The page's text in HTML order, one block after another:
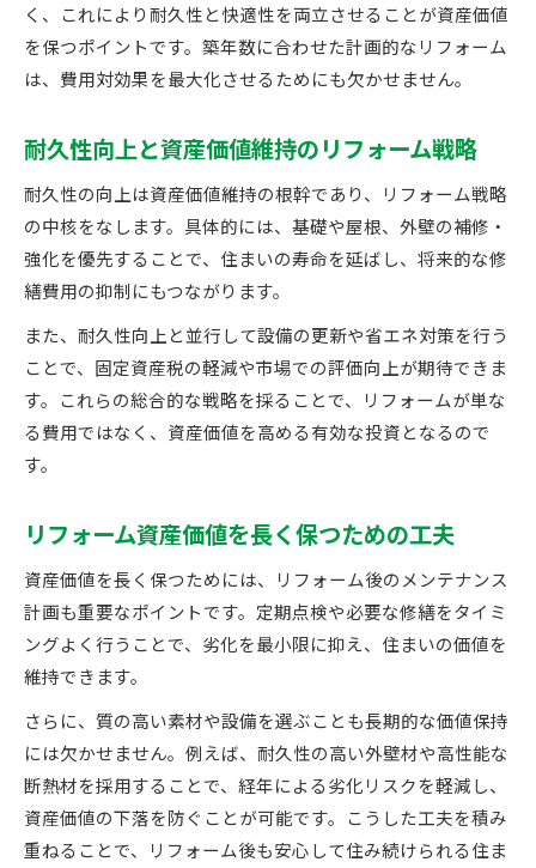
く、これにより耐久性と快適性を両立させることが資産価値
を保つポイントです。築年数に合わせた計画的なリフォーム
は、費用対効果を最大化させるためにも欠かせません。
耐久性向上と資産価値維持のリフォーム戦略
耐久性の向上は資産価値維持の根幹であり、リフォーム戦略
の中核をなします。具体的には、基礎や屋根、外壁の補修・
強化を優先することで、住まいの寿命を延ばし、将来的な修
繕費用の抑制にもつながります。
また、耐久性向上と並行して設備の更新や省エネ対策を行う
ことで、固定資産税の軽減や市場での評価向上が期待できま
す。これらの総合的な戦略を採ることで、リフォームが単な
る費用ではなく、資産価値を高める有効な投資となるので
す。
リフォーム資産価値を長く保つための工夫
資産価値を長く保つためには、リフォーム後のメンテナンス
計画も重要なポイントです。定期点検や必要な修繕をタイミ
ングよく行うことで、劣化を最小限に抑え、住まいの価値を
維持できます。
さらに、質の高い素材や設備を選ぶことも長期的な価値保持
には欠かせません。例えば、耐久性の高い外壁材や高性能な
断熱材を採用することで、経年による劣化リスクを軽減し、
資産価値の下落を防ぐことが可能です。こうした工夫を積み
重ねることで、リフォーム後も安心して住み続けられる住ま